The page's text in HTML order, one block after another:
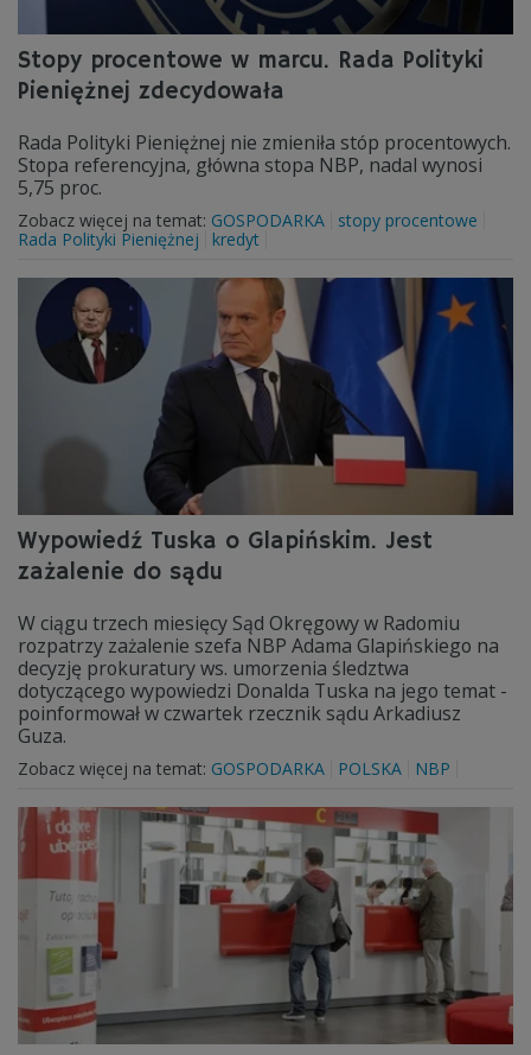
Stopy procentowe w marcu. Rada Polityki
Pieniężnej zdecydowała
Rada Polityki Pieniężnej nie zmieniła stóp procentowych.
Stopa referencyjna, główna stopa NBP, nadal wynosi
5,75 proc.
Zobacz więcej na temat: GOSPODARKA
stopy procentowe
Rada Polityki Pieniężnej
kredyt
Wypowiedź Tuska o Glapińskim. Jest
zażalenie do sądu
W ciągu trzech miesięcy Sąd Okręgowy w Radomiu
rozpatrzy zażalenie szefa NBP Adama Glapińskiego na
decyzję prokuratury ws. umorzenia śledztwa
dotyczącego wypowiedzi Donalda Tuska na jego temat -
poinformował w czwartek rzecznik sądu Arkadiusz
Guza.
Zobacz więcej na temat: GOSPODARKA POLSKA NBP